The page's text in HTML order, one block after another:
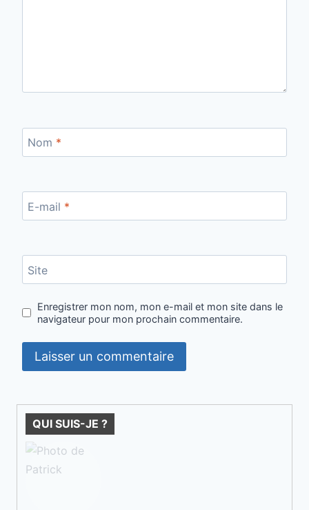
Nom *
E-mail *
Site
Enregistrer mon nom, mon e-mail et mon site dans le
navigateur pour mon prochain commentaire.
QUI SUIS-JE ?